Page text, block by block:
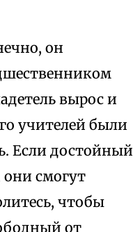
он
вырос и
учителей были
Если достойный
смогут
чтобы
от